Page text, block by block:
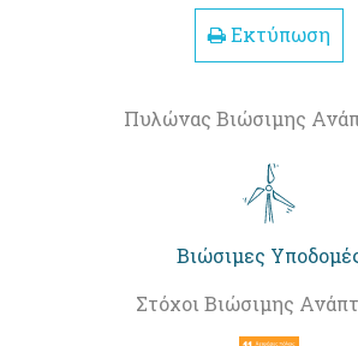
Εκτύπωση
Πυλώνας Βιώσιμης
Βιώσιμες
Στόχοι Βιώσιμης